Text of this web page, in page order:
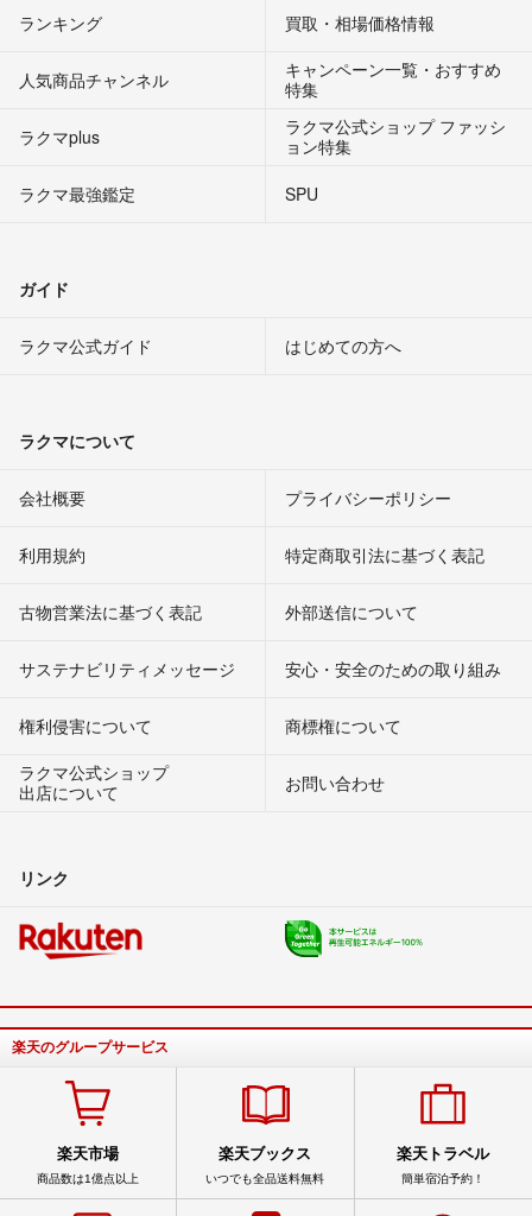
ランキング 買取・相場価格情報
人気商品チャンネル
キャンペーン一覧・おすすめ
特集
ラクマplus
ラクマ公式ショップ ファッシ
ョン特集
ラクマ最強鑑定
SPU
ガイド
ラクマ公式ガイド はじめての方へ
ラクマについて
会社概要 プライバシーポリシー
利用規約 特定商取引法に基づく表記
古物営業法に基づく表記 外部送信について
サステナビリティメッセージ 安心・安全のための取り組み
権利侵害について
商標権について
ラクマ公式ショップ
出店について
お問い合わせ
リンク
楽天のグループサービス
楽天市場
商品数は1億点以上
楽天ブックス
いつでも全品送料無料
楽天トラベル
簡単宿泊予約！